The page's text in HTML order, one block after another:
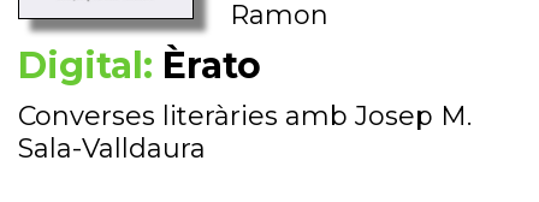
Ramon
Digital: Èrato
Converses literàries amb Josep M.
Sala-Valldaura